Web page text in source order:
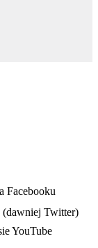
Facebooku
(dawniej Twitter)
YouTube